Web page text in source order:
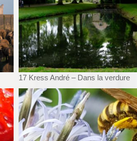
17 Kress André – Dans la verdure